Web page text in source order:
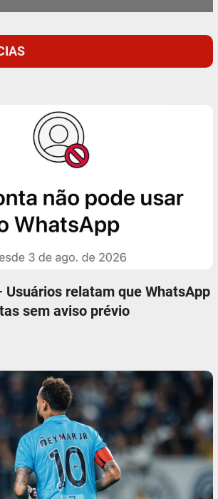
Usuários relatam que WhatsApp
sem aviso prévio